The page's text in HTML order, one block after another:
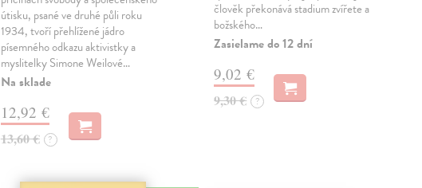
útisku, psané ve druhé půli roku
1934, tvoří přehlížené jádro
písemného odkazu aktivistky a
myslitelky Simone Weilové…
Na sklade
12,92 €
13,60 € ?
člověk překonává stadium zvířete a
božského…
Zasielame do 12 dní
9,02 €
9,30 € ?